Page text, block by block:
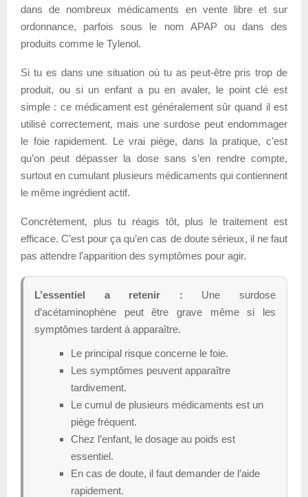
dans de nombreux médicaments en vente libre et sur
ordonnance, parfois sous le nom APAP ou dans des
produits comme le Tylenol.
Si tu es dans une situation où tu as peut-être pris trop de
produit, ou si un enfant a pu en avaler, le point clé est
simple : ce médicament est généralement sûr quand il est
utilisé correctement, mais une surdose peut endommager
le foie rapidement. Le vrai piège, dans la pratique, c’est
qu’on peut dépasser la dose sans s’en rendre compte,
surtout en cumulant plusieurs médicaments qui contiennent
le même ingrédient actif.
Concrètement, plus tu réagis tôt, plus le traitement est
efficace. C’est pour ça qu’en cas de doute sérieux, il ne faut
pas attendre l’apparition des symptômes pour agir.
L’essentiel a retenir : Une surdose
d’acétaminophène peut être grave même si les
symptômes tardent à apparaître.
Le principal risque concerne le foie.
Les symptômes peuvent apparaître
tardivement.
Le cumul de plusieurs médicaments est un
piège fréquent.
Chez l’enfant, le dosage au poids est
essentiel.
En cas de doute, il faut demander de l’aide
rapidement.